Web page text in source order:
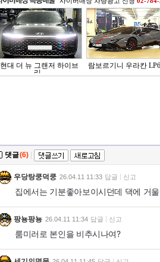
현대 더 뉴 그랜저 하이브
리..
람보르기니 우라칸
댓글(6)
우당탕쿵덕쿵 26.04.11 11:33 답글 신고
집에서는 기분좋아보이시던데 댁에 거
팡뇽팡뇽 26.04.11 11:34 답글 신고
룸미러로 본인을 비추시나여?